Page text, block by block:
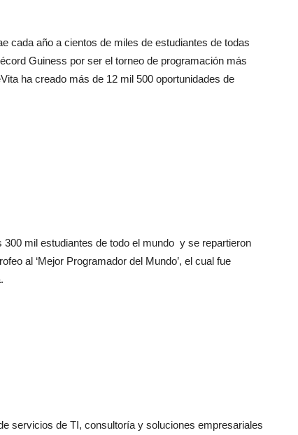
cada año a cientos de miles de estudiantes de todas
Guiness por ser el torneo de programación más
ha creado más de 12 mil 500 oportunidades de
mil estudiantes de todo el mundo y se repartieron
al ‘Mejor Programador del Mundo’, el cual fue
servicios de TI, consultoría y soluciones empresariales